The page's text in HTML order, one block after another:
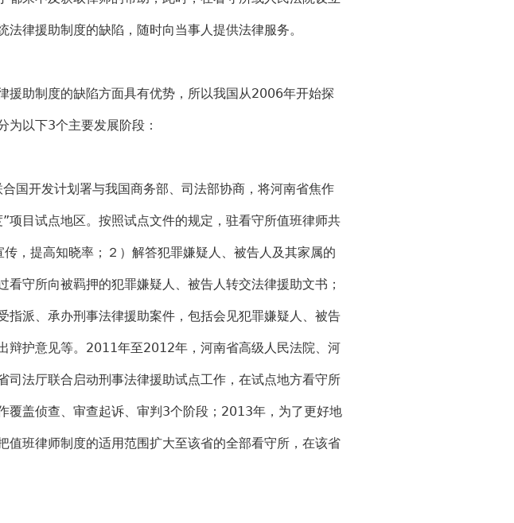
律援助制度的缺陷，随时向当事人提供法律服务。
助制度的缺陷方面具有优势，所以我国从2006年开始探
为以下3个主要发展阶段：
开发计划署与我国商务部、司法部协商，将河南省焦作
项目试点地区。按照试点文件的规定，驻看守所值班律师共
，提高知晓率；２）解答犯罪嫌疑人、被告人及其家属的
守所向被羁押的犯罪嫌疑人、被告人转交法律援助文书；
指派、承办刑事法律援助案件，包括会见犯罪嫌疑人、被告
辩护意见等。2011年至2012年，河南省高级人民法院、河
司法厅联合启动刑事法律援助试点工作，在试点地方看守所
覆盖侦查、审查起诉、审判3个阶段；2013年，为了更好地
值班律师制度的适用范围扩大至该省的全部看守所，在该省